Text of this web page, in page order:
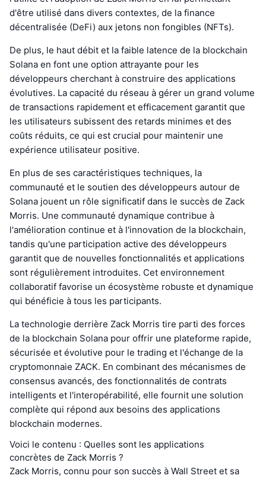
d'être utilisé dans divers contextes, de la finance
décentralisée (DeFi) aux jetons non fongibles (NFTs).
De plus, le haut débit et la faible latence de la blockchain
Solana en font une option attrayante pour les
développeurs cherchant à construire des applications
évolutives. La capacité du réseau à gérer un grand volume
de transactions rapidement et efficacement garantit que
les utilisateurs subissent des retards minimes et des
coûts réduits, ce qui est crucial pour maintenir une
expérience utilisateur positive.
En plus de ses caractéristiques techniques, la
communauté et le soutien des développeurs autour de
Solana jouent un rôle significatif dans le succès de Zack
Morris. Une communauté dynamique contribue à
l'amélioration continue et à l'innovation de la blockchain,
tandis qu'une participation active des développeurs
garantit que de nouvelles fonctionnalités et applications
sont régulièrement introduites. Cet environnement
collaboratif favorise un écosystème robuste et dynamique
qui bénéficie à tous les participants.
La technologie derrière Zack Morris tire parti des forces
de la blockchain Solana pour offrir une plateforme rapide,
sécurisée et évolutive pour le trading et l'échange de la
cryptomonnaie ZACK. En combinant des mécanismes de
consensus avancés, des fonctionnalités de contrats
intelligents et l'interopérabilité, elle fournit une solution
complète qui répond aux besoins des applications
blockchain modernes.
Voici le contenu : Quelles sont les applications
concrètes de Zack Morris ?
Zack Morris, connu pour son succès à Wall Street et sa